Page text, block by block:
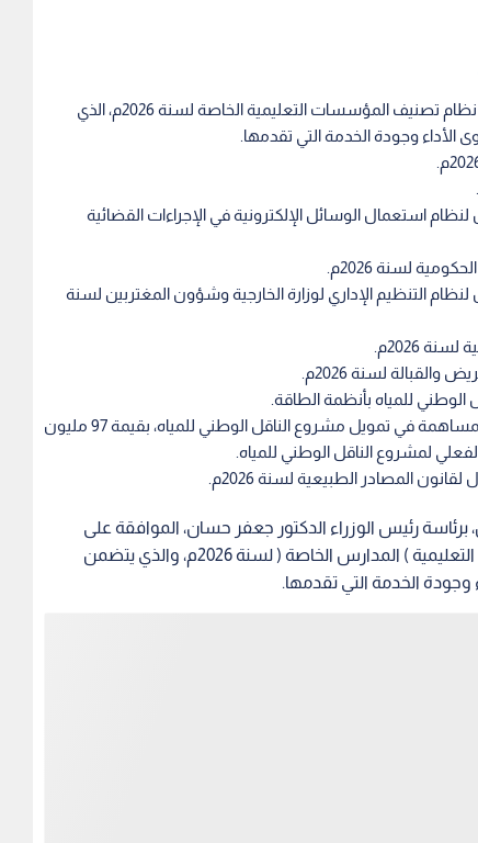
مجلس الوزراء يوافق على الأسباب الموجبة لمشروع نظام تصنيف المؤسسات التعليمية الخاصة لسنة 2026م، الذي
وجودة الخدمة التي تقدمها.
استعمال الوسائل الإلكترونية في الإجراءات القضائية
لسنة 2026م.
التنظيم الإداري لوزارة الخارجية وشؤون المغتربين لسنة
2026م.
لسنة 2026م.
الوطني للمياه بأنظمة الطاقة.
الموافقة على اتفاقية مع الوكالة الفرنسية للإنماء؛ للمساهمة في تمويل مشروع الناقل الوطني للمياه، بقيمة 97 مليون
لمشروع الناقل الوطني للمياه.
المصادر الطبيعية لسنة 2026م.
رئيس الوزراء الدكتور جعفر حسان، الموافقة على
الأسباب الموجبة لمشروع نظام تصنيف المؤسسات التعليمية ) المدارس الخاصة ( لسنة 2026م، والذي يتضمن
الخدمة التي تقدمها.